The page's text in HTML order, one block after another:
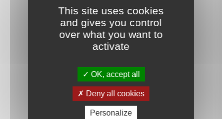
This site uses cookies
and gives you control
over what you want to
activate
OK, accept all
Deny all cookies
Personalize